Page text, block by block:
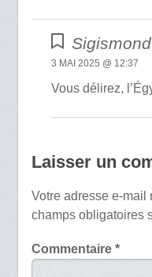
Sigismond
3 MAI 2025 @ 12:37
Vous délirez,
Laisser un
Votre adresse e-mail
champs obligatoires
Commentaire *